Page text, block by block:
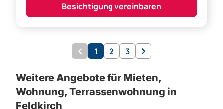
Besichtigung vereinbaren
1 2 3
Weitere Angebote für Mieten,
Wohnung, Terrassenwohnung in
Feldkirch